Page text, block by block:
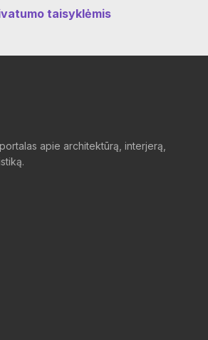
taisyklėmis
apie architektūrą, interjerą,